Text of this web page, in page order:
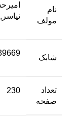
نام
مولف
شابک
تعداد
صفحه
230